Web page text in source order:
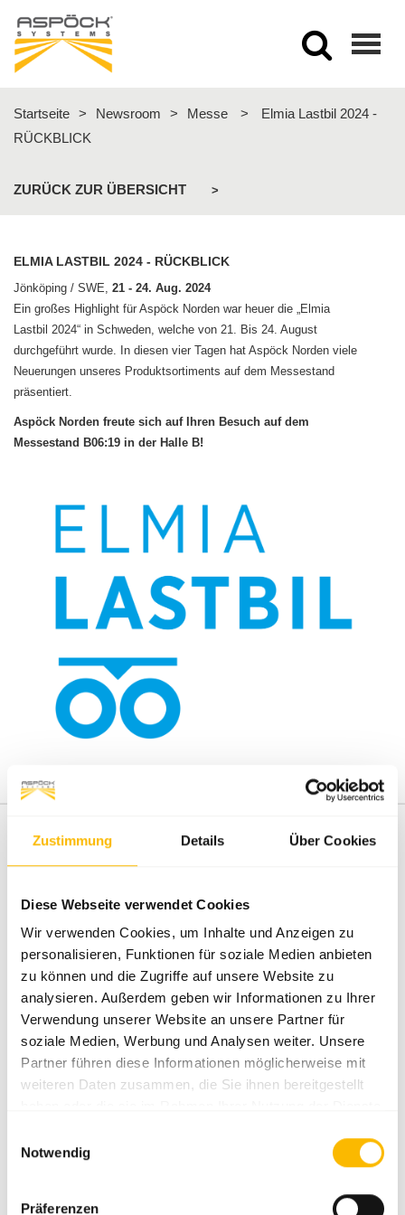
Zustimmung Details Über Cookies
Diese Webseite verwendet Cookies
Wir verwenden Cookies, um Inhalte und Anzeigen zu
personalisieren, Funktionen für soziale Medien anbieten
zu können und die Zugriffe auf unsere Website zu
analysieren. Außerdem geben wir Informationen zu Ihrer
Verwendung unserer Website an unsere Partner für
soziale Medien, Werbung und Analysen weiter. Unsere
Partner führen diese Informationen möglicherweise mit
weiteren Daten zusammen, die Sie ihnen bereitgestellt
Notwendig
Präferenzen
Startseite > Newsroom > Messe >
Elmia Lastbil 2024 -
RÜCKBLICK
ZURÜCK ZUR ÜBERSICHT >
ELMIA LASTBIL 2024 - RÜCKBLICK
Jönköping / SWE, 21 - 24. Aug. 2024
Ein großes Highlight für Aspöck Norden war heuer die „Elmia
Lastbil 2024“ in Schweden, welche von 21. Bis 24. August
durchgeführt wurde. In diesen vier Tagen hat Aspöck Norden viele
Neuerungen unseres Produktsortiments auf dem Messestand
präsentiert.
Aspöck Norden freute sich auf Ihren Besuch auf dem
Messestand B06:19 in der Halle B!
8
4
Produktionsstandorte
1500
€ 244 Mio.
Karl Aspöck
Eigentümer und Geschäftsführer
Beleuchtung für unterschiedlichste Fahrzeuge stehen seit über